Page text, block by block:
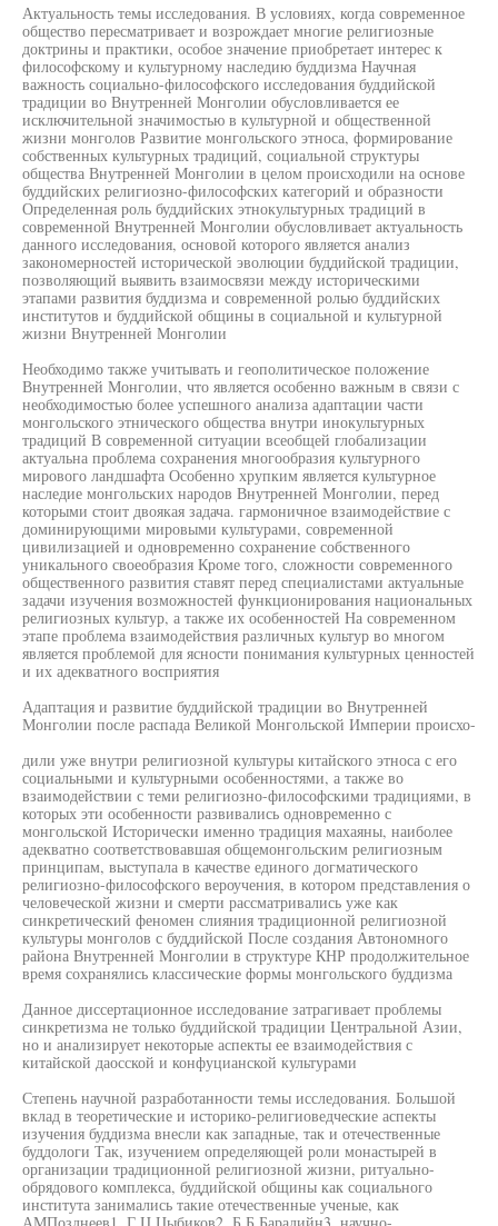
Актуальность темы исследования. В условиях, когда современное
общество пересматривает и возрождает многие религиозные
доктрины и практики, особое значение приобретает интерес к
философскому и культурному наследию буддизма Научная
важность социально-философского исследования буддийской
традиции во Внутренней Монголии обусловливается ее
исключительной значимостью в культурной и общественной
жизни монголов Развитие монгольского этноса, формирование
собственных культурных традиций, социальной структуры
общества Внутренней Монголии в целом происходили на основе
буддийских религиозно-философских категорий и образности
Определенная роль буддийских этнокультурных традиций в
современной Внутренней Монголии обусловливает актуальность
данного исследования, основой которого является анализ
закономерностей исторической эволюции буддийской традиции,
позволяющий выявить взаимосвязи между историческими
этапами развития буддизма и современной ролью буддийских
институтов и буддийской общины в социальной и культурной
жизни Внутренней Монголии
Необходимо также учитывать и геополитическое положение
Внутренней Монголии, что является особенно важным в связи с
необходимостью более успешного анализа адаптации части
монгольского этнического общества внутри инокультурных
традиций В современной ситуации всеобщей глобализации
актуальна проблема сохранения многообразия культурного
мирового ландшафта Особенно хрупким является культурное
наследие монгольских народов Внутренней Монголии, перед
которыми стоит двоякая задача. гармоничное взаимодействие с
доминирующими мировыми культурами, современной
цивилизацией и одновременно сохранение собственного
уникального своеобразия Кроме того, сложности современного
общественного развития ставят перед специалистами актуальные
задачи изучения возможностей функционирования национальных
религиозных культур, а также их особенностей На современном
этапе проблема взаимодействия различных культур во многом
является проблемой для ясности понимания культурных ценностей
и их адекватного восприятия
Адаптация и развитие буддийской традиции во Внутренней
Монголии после распада Великой Монгольской Империи происхо-
дили уже внутри религиозной культуры китайского этноса с его
социальными и культурными особенностями, а также во
взаимодействии с теми религиозно-философскими традициями, в
которых эти особенности развивались одновременно с
монгольской Исторически именно традиция махаяны, наиболее
адекватно соответствовавшая общемонгольским религиозным
принципам, выступала в качестве единого догматического
религиозно-философского вероучения, в котором представления о
человеческой жизни и смерти рассматривались уже как
синкретический феномен слияния традиционной религиозной
культуры монголов с буддийской После создания Автономного
района Внутренней Монголии в структуре КНР продолжительное
время сохранялись классические формы монгольского буддизма
Данное диссертационное исследование затрагивает проблемы
синкретизма не только буддийской традиции Центральной Азии,
но и анализирует некоторые аспекты ее взаимодействия с
китайской даосской и конфуцианской культурами
Степень научной разработанности темы исследования. Большой
вклад в теоретические и историко-религиоведческие аспекты
изучения буддизма внесли как западные, так и отечественные
буддологи Так, изучением определяющей роли монастырей в
организации традиционной религиозной жизни, ритуально-
обрядового комплекса, буддийской общины как социального
института занимались такие отечественные ученые, как